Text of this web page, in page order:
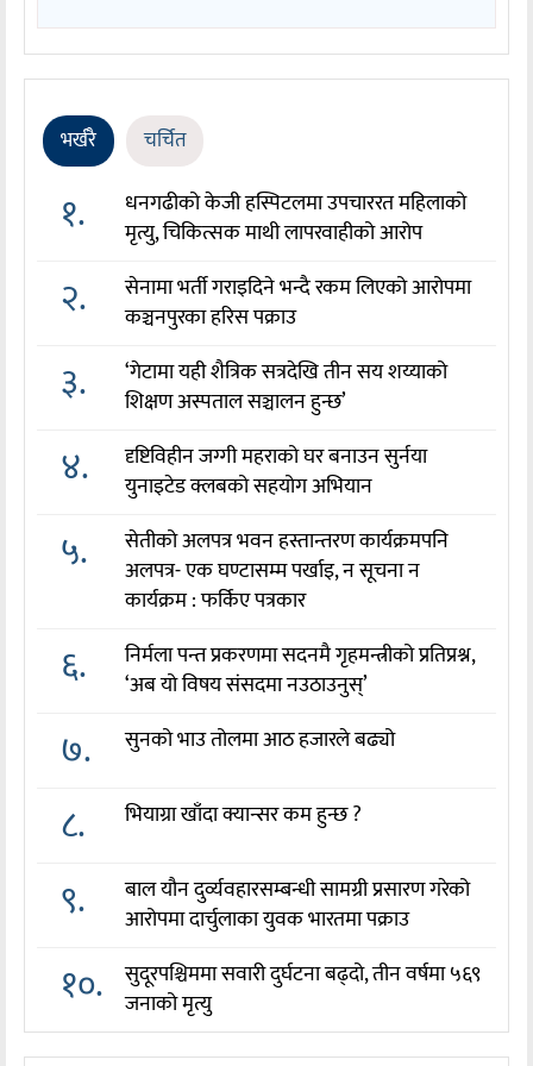
भर्खरै चर्चित
१.
धनगढीको केजी हस्पिटलमा उपचाररत महिलाको
मृत्यु, चिकित्सक माथी लापरवाहीको आरोप
२.
सेनामा भर्ती गराइदिने भन्दै रकम लिएको आरोपमा
कञ्चनपुरका हरिस पक्राउ
३.
‘गेटामा यही शैत्रिक सत्रदेखि तीन सय शय्याको
शिक्षण अस्पताल सञ्चालन हुन्छ’
४.
दृष्टिविहीन जग्गी महराको घर बनाउन सुर्नया
युनाइटेड क्लबको सहयोग अभियान
५.
सेतीको अलपत्र भवन हस्तान्तरण कार्यक्रमपनि
अलपत्र- एक घण्टासम्म पर्खाइ, न सूचना न
कार्यक्रम : फर्किए पत्रकार
६.
निर्मला पन्त प्रकरणमा सदनमै गृहमन्त्रीको प्रतिप्रश्न,
‘अब यो विषय संसदमा नउठाउनुस्’
७. सुनको भाउ तोलमा आठ हजारले बढ्यो
८. भियाग्रा खाँदा क्यान्सर कम हुन्छ ?
९.
बाल यौन दुर्व्यवहारसम्बन्धी सामग्री प्रसारण गरेको
आरोपमा दार्चुलाका युवक भारतमा पक्राउ
१०.
सुदूरपश्चिममा सवारी दुर्घटना बढ्दो, तीन वर्षमा ५६९
जनाको मृत्यु